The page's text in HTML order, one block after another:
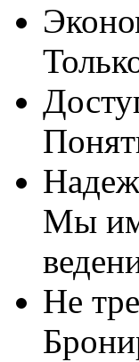
Мы
Не